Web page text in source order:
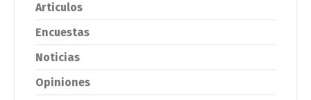
Articulos
Encuestas
Noticias
Opiniones